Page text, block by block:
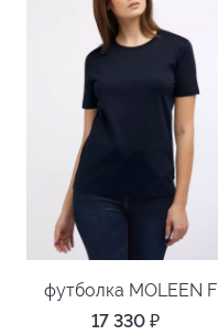
футболка MOLEEN F
17 330 ₽